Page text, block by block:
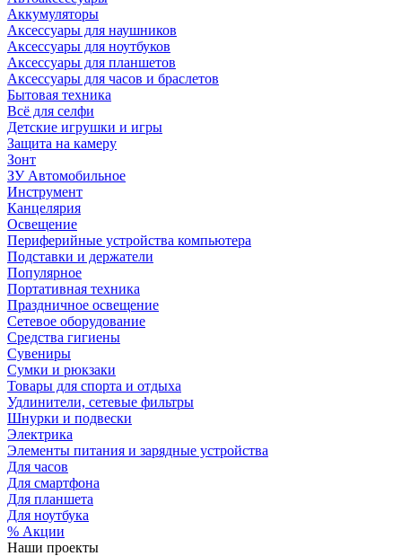
Аккумуляторы
Аксессуары для наушников
Аксессуары для ноутбуков
Аксессуары для планшетов
Аксессуары для часов и браслетов
Бытовая техника
Всё для селфи
Детские игрушки и игры
Защита на камеру
Зонт
ЗУ Автомобильное
Инструмент
Канцелярия
Освещение
Периферийные устройства компьютера
Подставки и держатели
Популярное
Портативная техника
Праздничное освещение
Сетевое оборудование
Средства гигиены
Сувениры
Сумки и рюкзаки
Товары для спорта и отдыха
Удлинители, сетевые фильтры
Шнурки и подвески
Электрика
Элементы питания и зарядные устройства
Для часов
Для смартфона
Для планшета
Для ноутбука
% Акции
Наши проекты